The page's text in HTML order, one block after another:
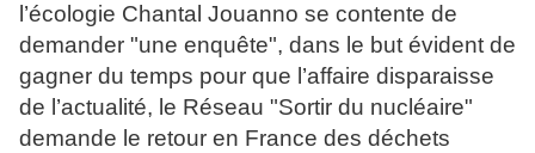
l’écologie Chantal Jouanno se contente de
demander "une enquête", dans le but évident de
gagner du temps pour que l’affaire disparaisse
de l’actualité, le Réseau "Sortir du nucléaire"
demande le retour en France des déchets